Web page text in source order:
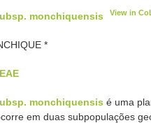
monchiquensis View in
*
monchiquensis é uma
em duas subpopulações